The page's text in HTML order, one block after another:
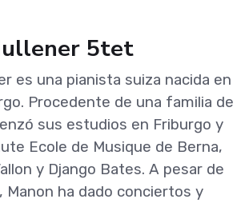
5tet
es una pianista suiza nacida en
Procedente de una familia de
sus estudios en Friburgo y
Ecole de Musique de Berna,
y Django Bates. A pesar de
Manon ha dado conciertos y